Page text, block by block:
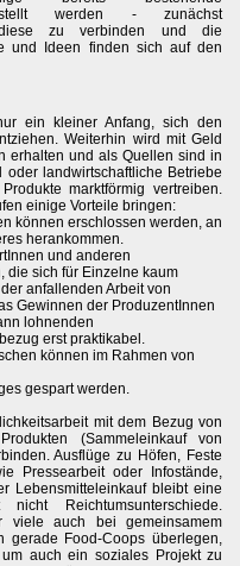
werden - zunächst
zu verbinden und die
und Ideen finden sich auf den
ein kleiner Anfang, sich den
Weiterhin wird mit Geld
erhalten und als Quellen sind in
landwirtschaftliche Betriebe
marktförmig vertreiben.
einige Vorteile bringen:
können erschlossen werden, an
herankommen.
und anderen
die sich für Einzelne kaum
anfallenden Arbeit von
Gewinnen der ProduzentInnen
lohnenden
erst praktikabel.
können im Rahmen von
gespart werden.
mit dem Bezug von
(Sammeleinkauf von
Ausflüge zu Höfen, Feste
Pressearbeit oder Infostände,
Lebensmitteleinkauf bleibt eine
Reichtumsunterschiede.
viele auch bei gemeinsamem
gerade Food-Coops überlegen,
auch ein soziales Projekt zu